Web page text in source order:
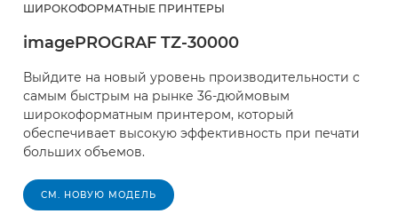
ШИРОКОФОРМАТНЫЕ ПРИНТЕРЫ
imagePROGRAF TZ-30000
Выйдите на новый уровень производительности с
самым быстрым на рынке 36-дюймовым
широкоформатным принтером, который
обеспечивает высокую эффективность при печати
больших объемов.
СМ. НОВУЮ МОДЕЛЬ